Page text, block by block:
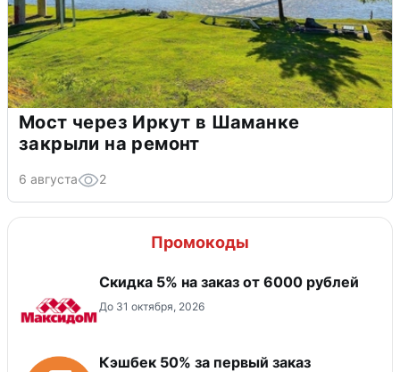
Мост через Иркут в Шаманке
закрыли на ремонт
6 августа 2
Промокоды
Скидка 5% на заказ от 6000 рублей
До 31 октября, 2026
Кэшбек 50% за первый заказ